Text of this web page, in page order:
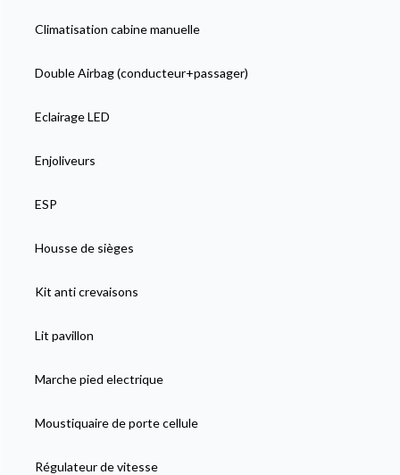
Climatisation cabine manuelle
Double Airbag (conducteur+passager)
Eclairage LED
Enjoliveurs
ESP
Housse de sièges
Kit anti crevaisons
Lit pavillon
Marche pied electrique
Moustiquaire de porte cellule
Régulateur de vitesse